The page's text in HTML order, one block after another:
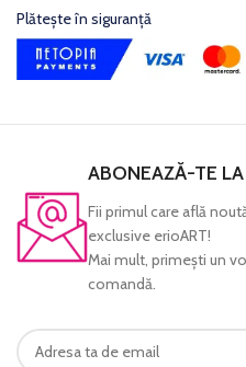
Plătește în siguranță
ABONEAZĂ-TE
Fii primul care află
exclusive erioART!
Mai mult, primeşti un
comandă.